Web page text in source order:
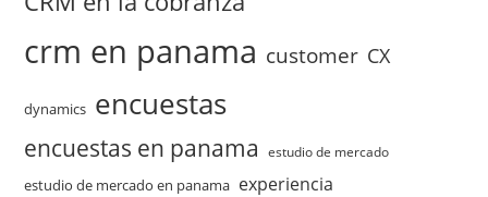
crm en panama customer CX
dynamics encuestas
encuestas en panama estudio de mercado
estudio de mercado en panama experiencia